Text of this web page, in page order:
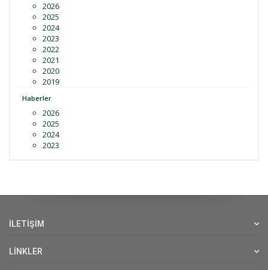
2026
2025
2024
2023
2022
2021
2020
2019
Haberler
2026
2025
2024
2023
İLETİŞİM
LİNKLER